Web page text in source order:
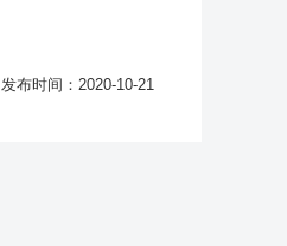
发布时间：2020-10-21